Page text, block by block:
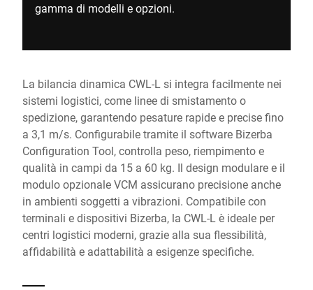
gamma di modelli e opzioni.
La bilancia dinamica CWL-L si integra facilmente nei
sistemi logistici, come linee di smistamento o
spedizione, garantendo pesature rapide e precise fino
a 3,1 m/s. Configurabile tramite il software Bizerba
Configuration Tool, controlla peso, riempimento e
qualità in campi da 15 a 60 kg. Il design modulare e il
modulo opzionale VCM assicurano precisione anche
in ambienti soggetti a vibrazioni. Compatibile con
terminali e dispositivi Bizerba, la CWL-L è ideale per
centri logistici moderni, grazie alla sua flessibilità,
affidabilità e adattabilità a esigenze specifiche.